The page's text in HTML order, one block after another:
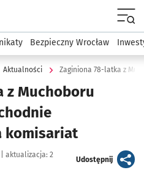
podserwis: Dla mieszkańca
Bezpieczny Wrocław
Aktualności Zaginiona 78-latka z
z Muchoboru
komisariat
aktualizacja: 2
Udostępnijartykuł